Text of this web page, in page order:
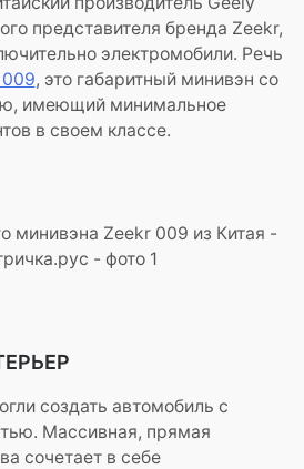
представителя бренда Zeekr,
электромобили. Речь
, это габаритный минивэн со
имеющий минимальное
в своем классе.
создать автомобиль с
Массивная, прямая
сочетает в себе